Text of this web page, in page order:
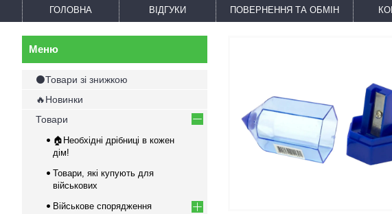
ГОЛОВНА ВІДГУКИ ПОВЕРНЕННЯ ТА ОБМІН
⚫Товари зі знижкою
🔥Новинки
Товари
🏠Необхідні дрібниці в кожен
дім!
Товари, які купують для
військових
Військове спорядження